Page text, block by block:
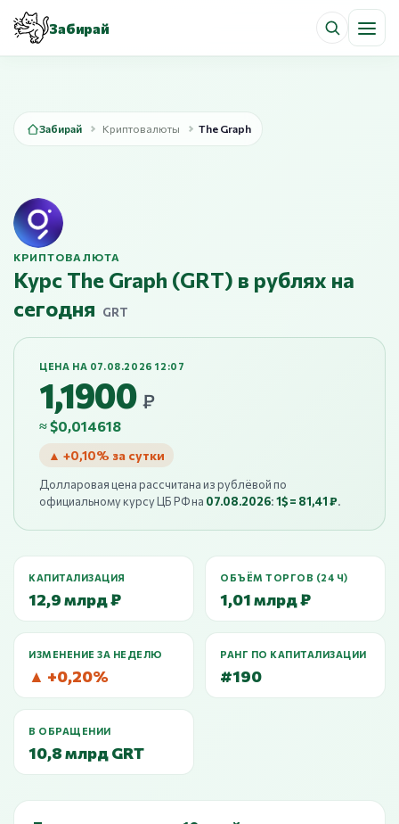
Забирай
Забирай Криптовалюты The Graph
КРИПТОВАЛЮТА
Курс The Graph (GRT) в рублях на
сегодня
GRT
ЦЕНА НА 07.08.2026 12:07
1,1900 ₽
≈ $0,014618
▲ +0,10% за сутки
Долларовая цена рассчитана из рублёвой по
официальному курсу ЦБ РФ на 07.08.2026:1$ = 81,41 ₽.
КАПИТАЛИЗАЦИЯ
12,9 млрд ₽
ОБЪЁМ ТОРГОВ (24 Ч)
1,01 млрд ₽
ИЗМЕНЕНИЕ ЗА НЕДЕЛЮ
▲ +0,20%
РАНГ ПО КАПИТАЛИЗАЦИИ
#190
В ОБРАЩЕНИИ
10,8 млрд GRT